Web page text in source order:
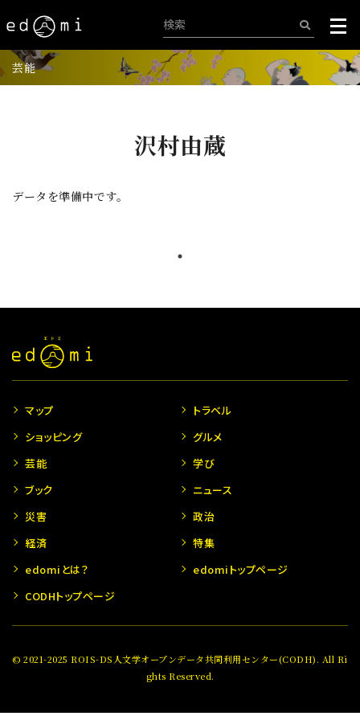
芸能
沢村由蔵
データを準備中です。
マップ
トラベル
ショッピング
グルメ
芸能
学び
ブック
ニュース
災害
政治
経済
特集
edomiとは？
edomiトップページ
CODHトップページ
© 2021-2025 ROIS-DS人文学オープンデータ共同利用センター(CODH). All Ri
ghts Reserved.